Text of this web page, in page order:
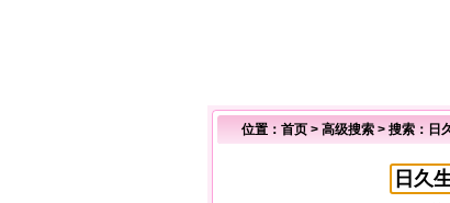
位置： 首页 > 高级搜索 > 搜索：